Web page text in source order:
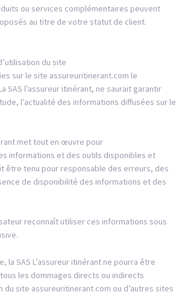
ou services complémentaires peuvent
au titre de votre statut de client.
du site
sur le site assureuritinerant.com le
SAS l’assureur itinérant, ne saurait garantir
l’actualité des informations diffusées sur le
met tout en œuvre pour
informations et des outils disponibles et
être tenu pour responsable des erreurs, des
de disponibilité des informations et des
reconnaît utiliser ces informations sous
la SAS L’assureur itinérant ne pourra être
les dommages directs ou indirects
du site assureuritinerant.com ou d’autres sites